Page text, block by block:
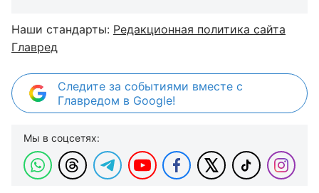
Наши стандарты: Редакционная политика сайта
Главред
Следите за событиями вместе с
Главредом в Google!
Мы в соцсетях: